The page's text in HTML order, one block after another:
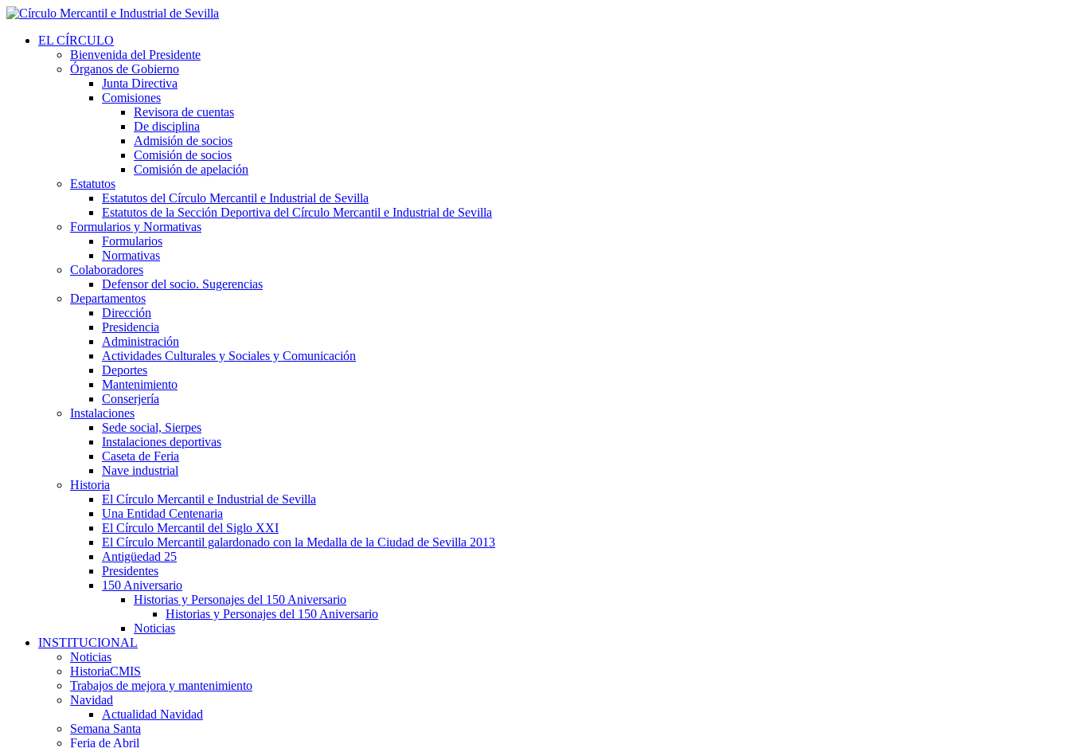
EL CÍRCULO
Bienvenida del Presidente
Órganos de Gobierno
Junta Directiva
Comisiones
Revisora de cuentas
De disciplina
Admisión de socios
Comisión de socios
Comisión de apelación
Estatutos
Estatutos del Círculo Mercantil e Industrial de Sevilla
Estatutos de la Sección Deportiva del Círculo Mercantil e Industrial de Sevilla
Formularios y Normativas
Formularios
Normativas
Colaboradores
Defensor del socio. Sugerencias
Departamentos
Dirección
Presidencia
Administración
Actividades Culturales y Sociales y Comunicación
Deportes
Mantenimiento
Conserjería
Instalaciones
Sede social, Sierpes
Instalaciones deportivas
Caseta de Feria
Nave industrial
Historia
El Círculo Mercantil e Industrial de Sevilla
Una Entidad Centenaria
El Círculo Mercantil del Siglo XXI
El Círculo Mercantil galardonado con la Medalla de la Ciudad de Sevilla 2013
Antigüedad 25
Presidentes
150 Aniversario
Historias y Personajes del 150 Aniversario
Historias y Personajes del 150 Aniversario
Noticias
INSTITUCIONAL
Noticias
HistoriaCMIS
Trabajos de mejora y mantenimiento
Navidad
Actualidad Navidad
Semana Santa
Feria de Abril